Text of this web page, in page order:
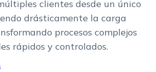
clientes desde un único
drásticamente la carga
procesos complejos
rápidos y controlados.